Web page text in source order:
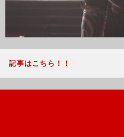
記事はこちら！！